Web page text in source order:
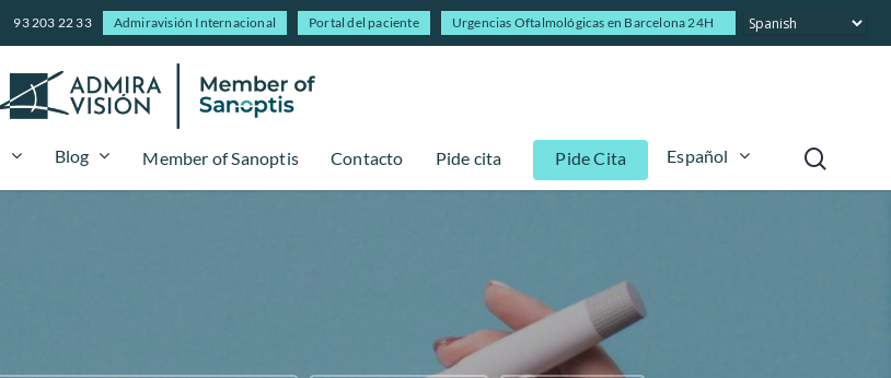
93 203 22 33 Admiravisión Internacional Portal del paciente Urgencias Oftalmológicas en Barcelona 24H
Blog Member of Sanoptis Contacto Pide cita Pide Cita Español